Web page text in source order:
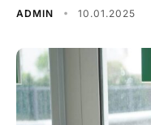
ADMIN 10.01.2025